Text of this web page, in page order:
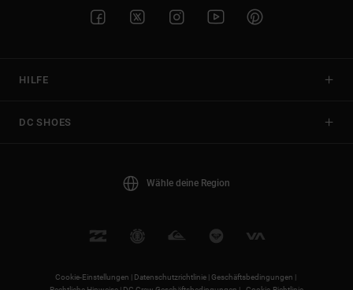
HILFE
DC SHOES
Wähle deine Region
Cookie-Einstellungen | Datenschutzrichtlinie |Geschäftsbedingungen |